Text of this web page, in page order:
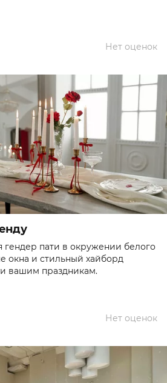
Нет оценок
гендер пати в окружении белого
окна и стильный хайборд
вашим праздникам.
Нет оценок